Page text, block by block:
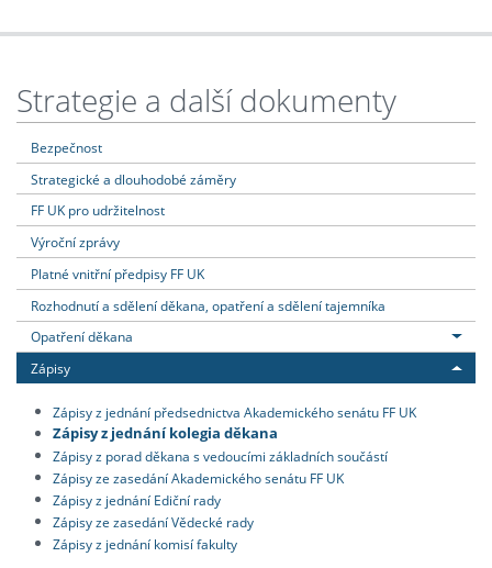
Strategie a další dokumenty
Bezpečnost
Strategické a dlouhodobé záměry
FF UK pro udržitelnost
Výroční zprávy
Platné vnitřní předpisy FF UK
Rozhodnutí a sdělení děkana, opatření a sdělení tajemníka
Opatření děkana
Zápisy
Zápisy z jednání předsednictva Akademického senátu FF UK
Zápisy z jednání kolegia děkana
Zápisy z porad děkana s vedoucími základních součástí
Zápisy ze zasedání Akademického senátu FF UK
Zápisy z jednání Ediční rady
Zápisy ze zasedání Vědecké rady
Zápisy z jednání komisí fakulty